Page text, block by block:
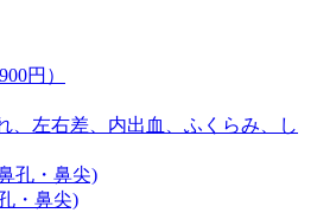
円）
、左右差、内出血、ふくらみ、し
・鼻尖)